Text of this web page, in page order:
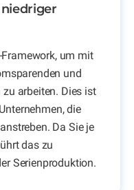
um mit
und
arbeiten. Dies ist
die
Da Sie je
das zu
Serienproduktion.